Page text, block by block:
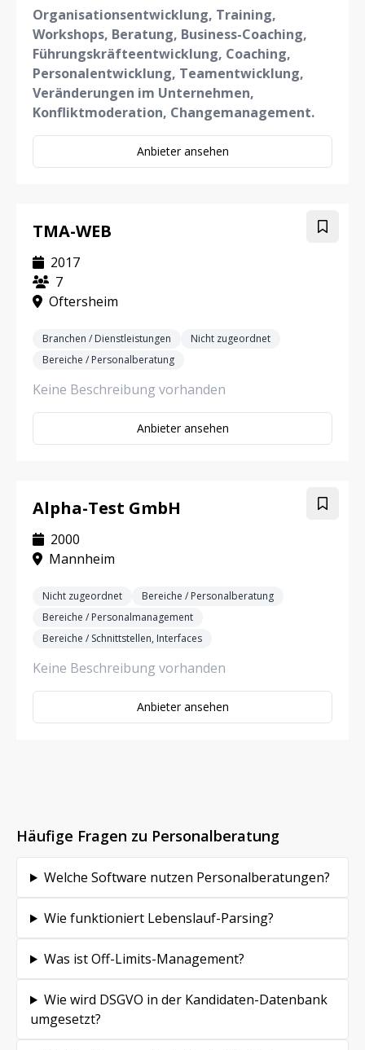
Organisationsentwicklung, Training,
Workshops, Beratung, Business-Coaching,
Führungskräfteentwicklung, Coaching,
Personalentwicklung, Teamentwicklung,
Veränderungen im Unternehmen,
Konfliktmoderation, Changemanagement.
Anbieter ansehen
TMA-WEB
2017
7
Oftersheim
Branchen / Dienstleistungen
Nicht zugeordnet
Bereiche / Personalberatung
Keine Beschreibung vorhanden
Anbieter ansehen
Alpha-Test GmbH
2000
Mannheim
Nicht zugeordnet
Bereiche / Personalberatung
Bereiche / Personalmanagement
Bereiche / Schnittstellen, Interfaces
Keine Beschreibung vorhanden
Anbieter ansehen
Häufige Fragen zu Personalberatung
Welche Software nutzen Personalberatungen?
Wie funktioniert Lebenslauf-Parsing?
Was ist Off-Limits-Management?
Wie wird DSGVO in der Kandidaten-Datenbank
umgesetzt?